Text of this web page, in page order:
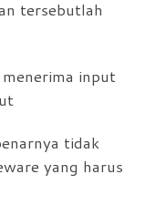
tersebutlah
input
tidak
yang harus